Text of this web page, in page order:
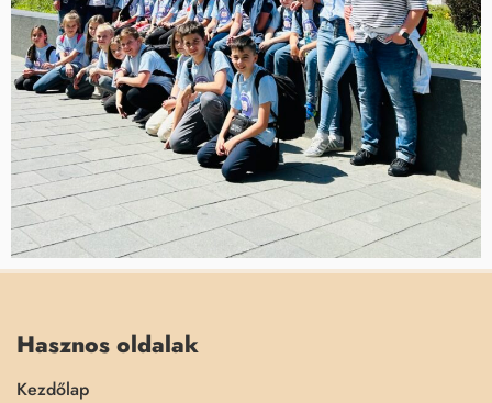
Hasznos oldalak
Kezdőlap